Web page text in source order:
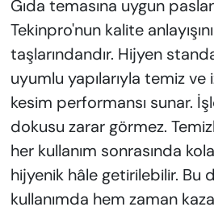
Gıda temasına uygun
Tekinpro'nun kalite
taşlarındandır. Hijyen
uyumlu yapılarıyla temiz ve
kesim performansı sunar.
dokusu zarar görmez.
her kullanım sonrasında
hijyenik hâle getirilebilir. Bu
kullanımda hem zaman